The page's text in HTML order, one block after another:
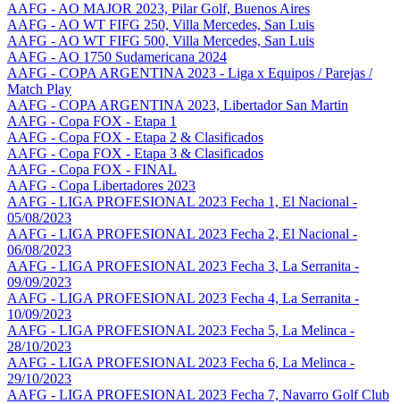
AAFG - AO MAJOR 2023, Pilar Golf, Buenos Aires
AAFG - AO WT FIFG 250, Villa Mercedes, San Luis
AAFG - AO WT FIFG 500, Villa Mercedes, San Luis
AAFG - AO 1750 Sudamericana 2024
AAFG - COPA ARGENTINA 2023 - Liga x Equipos / Parejas /
Match Play
AAFG - COPA ARGENTINA 2023, Libertador San Martin
AAFG - Copa FOX - Etapa 1
AAFG - Copa FOX - Etapa 2 & Clasificados
AAFG - Copa FOX - Etapa 3 & Clasificados
AAFG - Copa FOX - FINAL
AAFG - Copa Libertadores 2023
AAFG - LIGA PROFESIONAL 2023 Fecha 1, El Nacional -
05/08/2023
AAFG - LIGA PROFESIONAL 2023 Fecha 2, El Nacional -
06/08/2023
AAFG - LIGA PROFESIONAL 2023 Fecha 3, La Serranita -
09/09/2023
AAFG - LIGA PROFESIONAL 2023 Fecha 4, La Serranita -
10/09/2023
AAFG - LIGA PROFESIONAL 2023 Fecha 5, La Melinca -
28/10/2023
AAFG - LIGA PROFESIONAL 2023 Fecha 6, La Melinca -
29/10/2023
AAFG - LIGA PROFESIONAL 2023 Fecha 7, Navarro Golf Club